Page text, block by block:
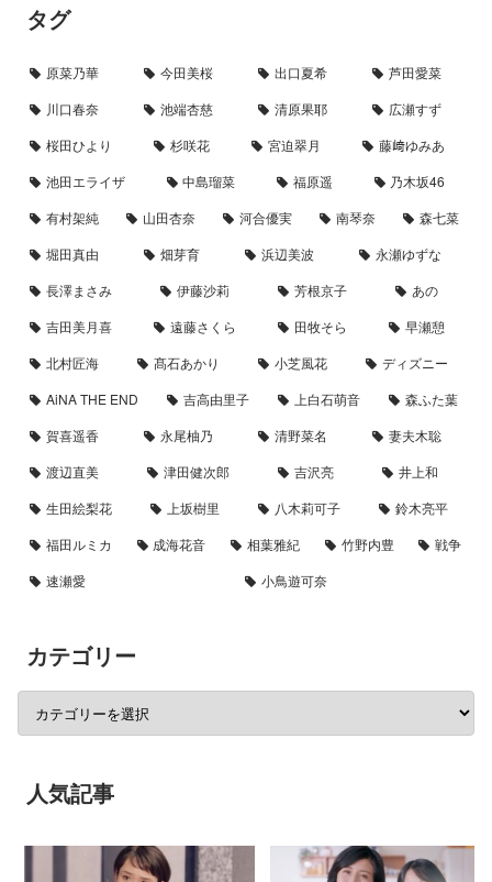
タグ
原菜乃華 今田美桜 出口夏希
芦田愛菜
川口春奈
池端杏慈 清原果耶
広瀬すず
桜田ひより
杉咲花 宮迫翠月
藤﨑ゆみあ
池田エライザ
中島瑠菜 福原遥
乃木坂46
有村架純
山田杏奈 河合優実 南琴奈
森七菜
堀田真由
畑芽育 浜辺美波
永瀬ゆずな
長澤まさみ
伊藤沙莉 芳根京子
あの
吉田美月喜
遠藤さくら 田牧そら
早瀬憩
北村匠海
髙石あかり 小芝風花
ディズニー
AiNA THE END
吉高由里子 上白石萌音
森ふた葉
賀喜遥香
永尾柚乃 清野菜名
妻夫木聡
渡辺直美
津田健次郎 吉沢亮
井上和
生田絵梨花
上坂樹里 八木莉可子
鈴木亮平
福田ルミカ
成海花音 相葉雅紀 竹野内豊
戦争
速瀬愛
小鳥遊可奈
カテゴリー
人気記事